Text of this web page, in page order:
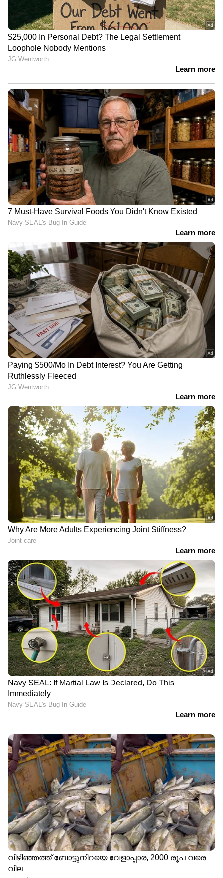
അംഗീകൃത ജ്വല്ലറികളെ സ്വര്‍ണ്ണം
സ്വീകരിക്കാനും പരിശുദ്ധി
പരിശോധിക്കാനുമുള്ള കേന്ദ്രങ്ങളാക്കി മാറ്റണം.
ആഭരണങ്ങള്‍ ഉരുക്കാതെ തന്നെ ഡിജിറ്റല്‍
ലഭ്യമാക്കുകയും ചെയ്യുന്ന രീതി
കൊണ്ടുവരണം. ഒരു നിശ്ചിത
സമയപരിധിക്കുള്ളില്‍ വെളിപ്പെടുത്തുന്ന
സ്വര്‍ണ്ണത്തെ ആദായനികുതി പരിശോധനയില്‍
നിന്ന് ഇളവ് നല്‍കണം എന്നിവയാണ് പ്രധാന
നിർദേശങ്ങൾ.
ഇന്ത്യക്കാരുടെ കൈവശമുള്ള സ്വര്‍ണ്ണത്തിന്റെ
അഞ്ച് ശതമാനമെങ്കിലും ഇത്തരത്തില്‍
നിക്ഷേപമായി മാറ്റാന്‍ സാധിച്ചാല്‍ അത്
രാജ്യത്തെ സാമ്പത്തിക രംഗത്ത് വലിയ വിപ്ലവം
സൃഷ്ടിക്കും. ഏകദേശം രണ്ട് വര്‍ഷത്തേക്ക്
സ്വര്‍ണ്ണ ഇറക്കുമതി പൂര്‍ണ്ണമായും നിര്‍ത്താന്‍
സാധിച്ചേക്കും. ഇറക്കുമതി കുറയുന്നതോടെ
ഡോളറിനെതിരെ രൂപയുടെ മൂല്യം ശക്തിപ്പെടും.
വീടുകളില്‍ വെറുതെ കിടക്കുന്ന സ്വര്‍ണം
രാജ്യത്തിന്റെ വികസനത്തിന് ഉതകുന്ന
മൂലധനമായി മാറും. പദ്ധതി
പ്രായോഗികമായാല്‍ സ്വര്‍ണ്ണ വിപണിയെ
തളര്‍ത്താതെ തന്നെ രാജ്യത്തിന്റെ സാമ്പത്തിക
ഭദ്രത ഉറപ്പാക്കാന്‍ കഴിയുമെന്നാണ് വിദഗ്ദ്ധര്‍
പറയുന്നത്.